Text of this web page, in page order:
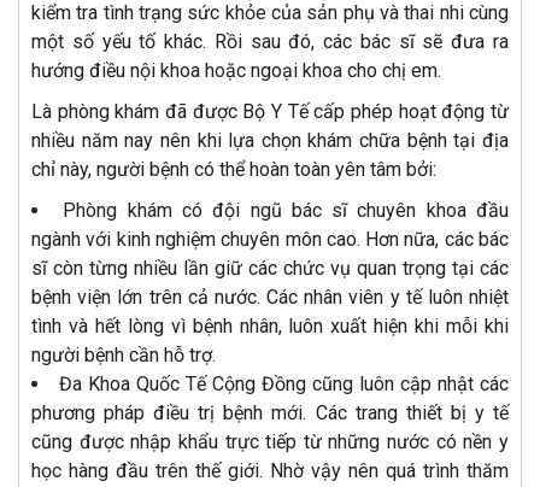
kiểm tra tình trạng sức khỏe của sản phụ và thai nhi cùng
một số yếu tố khác. Rồi sau đó, các bác sĩ sẽ đưa ra
hướng điều nội khoa hoặc ngoại khoa cho chị em.
Là phòng khám đã được Bộ Y Tế cấp phép hoạt động từ
nhiều năm nay nên khi lựa chọn khám chữa bệnh tại địa
chỉ này, người bệnh có thể hoàn toàn yên tâm bởi:
Phòng khám có đội ngũ bác sĩ chuyên khoa đầu
ngành với kinh nghiệm chuyên môn cao. Hơn nữa, các bác
sĩ còn từng nhiều lần giữ các chức vụ quan trọng tại các
bệnh viện lớn trên cả nước. Các nhân viên y tế luôn nhiệt
tình và hết lòng vì bệnh nhân, luôn xuất hiện khi mỗi khi
người bệnh cần hỗ trợ.
Đa Khoa Quốc Tế Cộng Đồng cũng luôn cập nhật các
phương pháp điều trị bệnh mới. Các trang thiết bị y tế
cũng được nhập khẩu trực tiếp từ những nước có nền y
học hàng đầu trên thế giới. Nhờ vậy nên quá trình thăm